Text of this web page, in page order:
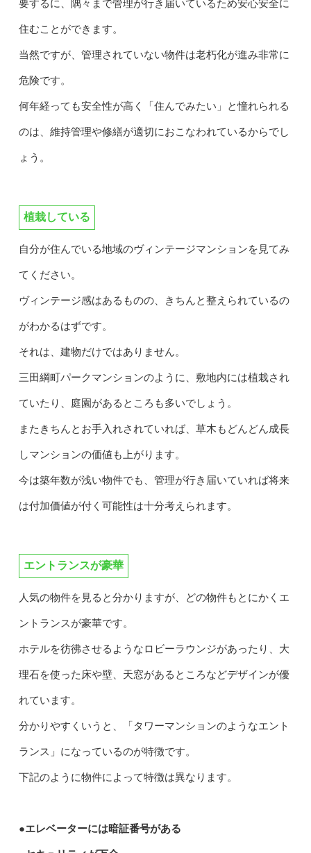
要するに、隅々まで管理が行き届いているため安心安全に
住むことができます。
当然ですが、管理されていない物件は老朽化が進み非常に
危険です。
何年経っても安全性が高く「住んでみたい」と憧れられる
のは、維持管理や修繕が適切におこなわれているからでし
ょう。
植栽している
自分が住んでいる地域のヴィンテージマンションを見てみ
てください。
ヴィンテージ感はあるものの、きちんと整えられているの
がわかるはずです。
それは、建物だけではありません。
三田綱町パークマンションのように、敷地内には植栽され
ていたり、庭園があるところも多いでしょう。
またきちんとお手入れされていれば、草木もどんどん成長
しマンションの価値も上がります。
今は築年数が浅い物件でも、管理が行き届いていれば将来
は付加価値が付く可能性は十分考えられます。
エントランスが豪華
人気の物件を見ると分かりますが、どの物件もとにかくエ
ントランスが豪華です。
ホテルを彷彿させるようなロビーラウンジがあったり、大
理石を使った床や壁、天窓があるところなどデザインが優
れています。
分かりやすくいうと、「タワーマンションのようなエント
ランス」になっているのが特徴です。
下記のように物件によって特徴は異なります。
●エレベーターには暗証番号がある